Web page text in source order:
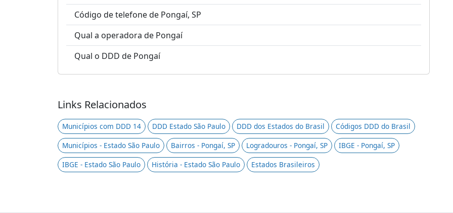
Código de telefone de Pongaí, SP
Qual a operadora de Pongaí
Qual o DDD de Pongaí
Links Relacionados
Municípios com DDD 14 DDD Estado São Paulo DDD dos Estados do Brasil
Códigos DDD do Brasil
Municípios - Estado São Paulo
Bairros - Pongaí, SP Logradouros - Pongaí, SP
IBGE - Pongaí, SP
IBGE - Estado São Paulo
História - Estado São Paulo Estados Brasileiros